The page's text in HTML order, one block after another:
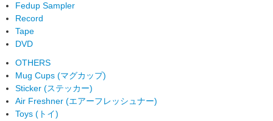
Fedup Sampler
Record
Tape
DVD
OTHERS
Mug Cups (マグカップ)
Sticker (ステッカー)
Air Freshner (エアーフレッシュナー)
Toys (トイ)